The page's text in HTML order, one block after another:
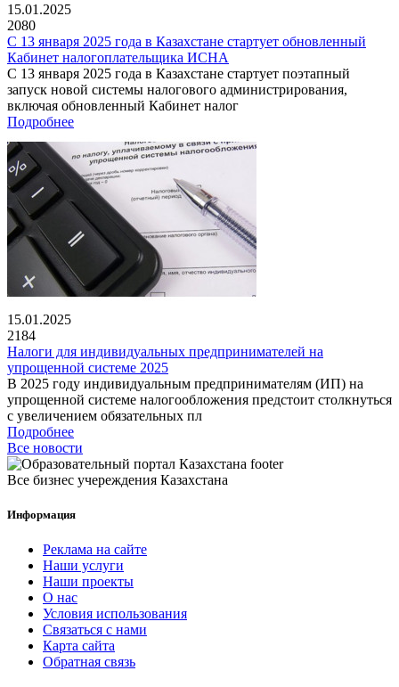
15.01.2025
2080
С 13 января 2025 года в Казахстане стартует обновленный
Кабинет налогоплательщика ИСНА
С 13 января 2025 года в Казахстане стартует поэтапный
запуск новой системы налогового администрирования,
включая обновленный Кабинет налог
Подробнее
15.01.2025
2184
Налоги для индивидуальных предпринимателей на
упрощенной системе 2025
В 2025 году индивидуальным предпринимателям (ИП) на
упрощенной системе налогообложения предстоит столкнуться
с увеличением обязательных пл
Подробнее
Все новости
Все бизнес учереждения Казахстана
Информация
Реклама на сайте
Наши услуги
Наши проекты
О нас
Условия использования
Связаться с нами
Карта сайта
Обратная связь